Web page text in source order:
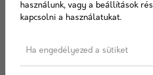
technológiák, újítások.
használunk, vagy a beállítások
kapcsolni a használatukat.
Ha engedélyezed a sütiket